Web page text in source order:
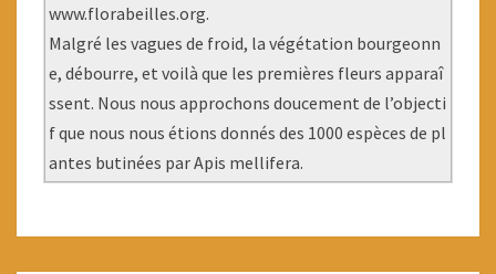
www.florabeilles.org.
Malgré les vagues de froid, la végétation bourgeonn
e, débourre, et voilà que les premières fleurs apparaî
ssent. Nous nous approchons doucement de l’objecti
f que nous nous étions donnés des 1000 espèces de pl
antes butinées par Apis mellifera.